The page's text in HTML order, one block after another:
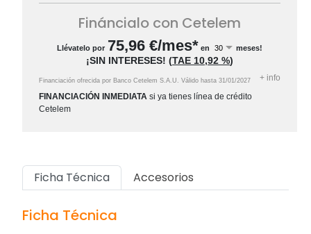
Fináncialo con Cetelem
Llévatelo por 75,96 €/mes* en meses!
¡SIN INTERESES! (TAE 10,92 %)
Financiación ofrecida por Banco Cetelem S.A.U. Válido hasta 31/01/2027 + info
FINANCIACIÓN INMEDIATA si ya tienes línea de crédito
Cetelem
Ficha Técnica Accesorios
Ficha Técnica